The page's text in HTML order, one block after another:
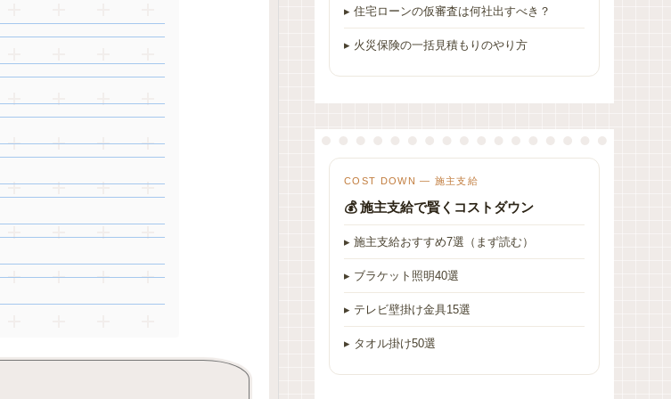
▸ 住宅ローンの仮審査は何社出すべき？
▸ 火災保険の一括見積もりのやり方
COST DOWN — 施主支給
💰 施主支給で賢くコストダウン
▸ 施主支給おすすめ7選（まず読む）
▸ ブラケット照明40選
▸ テレビ壁掛け金具15選
▸ タオル掛け50選